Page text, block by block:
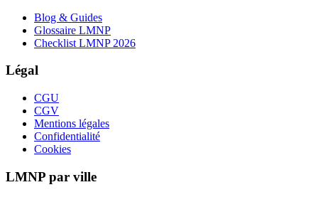
Blog & Guides
Glossaire LMNP
Checklist LMNP 2026
Légal
CGU
CGV
Mentions légales
Confidentialité
Cookies
LMNP par ville